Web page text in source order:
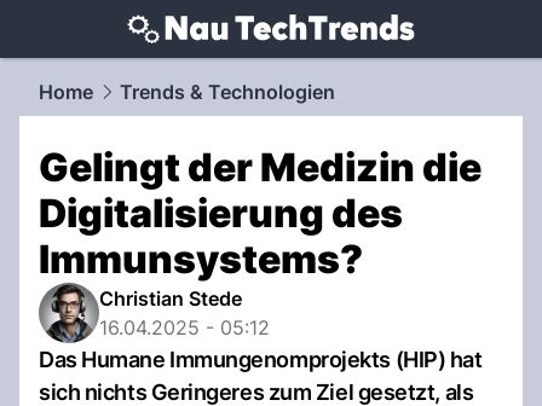
techtrends.NAU.ch
Home Trends & Technologien
Gelingt der Medizin die
Digitalisierung des
Immunsystems?
Christian Stede
16.04.2025 - 05:12
Das Humane Immungenomprojekts (HIP) hat
sich nichts Geringeres zum Ziel gesetzt, als